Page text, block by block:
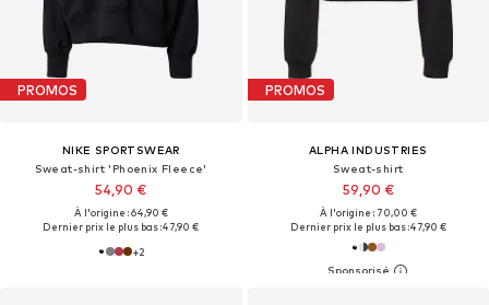
PROMOS
NIKE SPORTSWEAR
Sweat-shirt 'Phoenix Fleece'
54,90 €
À l'origine : 64,90 €
Dernier prix le plus bas :47,90 €
+2
PROMOS
ALPHA INDUSTRIES
Sweat-shirt
59,90 €
À l'origine : 70,00 €
Dernier prix le plus bas :47,90 €